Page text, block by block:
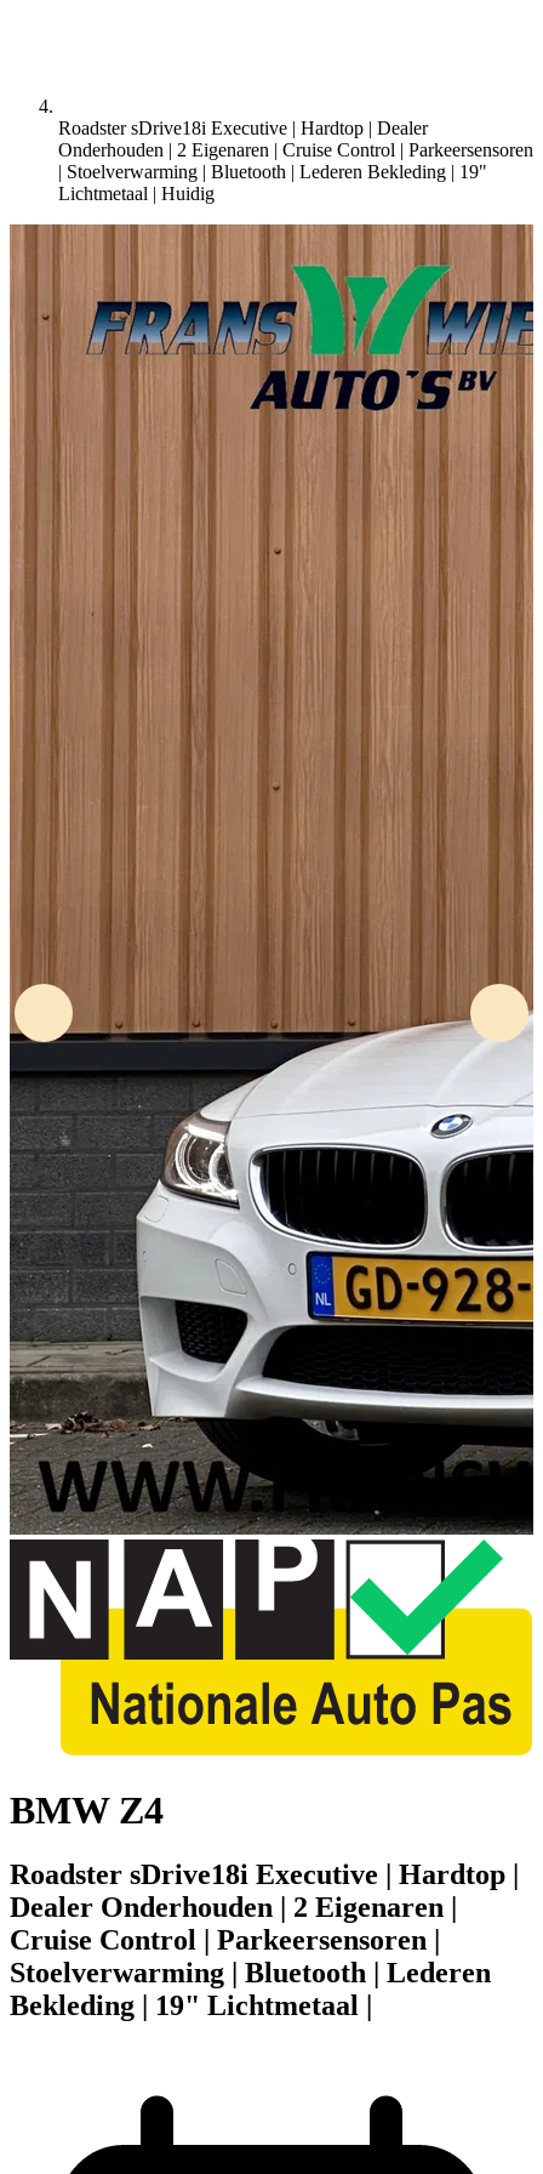
Roadster sDrive18i Executive | Hardtop | Dealer
Onderhouden | 2 Eigenaren | Cruise Control | Parkeersensoren
| Stoelverwarming | Bluetooth | Lederen Bekleding | 19"
Lichtmetaal | Huidig
BMW Z4
Roadster sDrive18i Executive | Hardtop |
Dealer Onderhouden | 2 Eigenaren |
Cruise Control | Parkeersensoren |
Stoelverwarming | Bluetooth | Lederen
Bekleding | 19" Lichtmetaal |